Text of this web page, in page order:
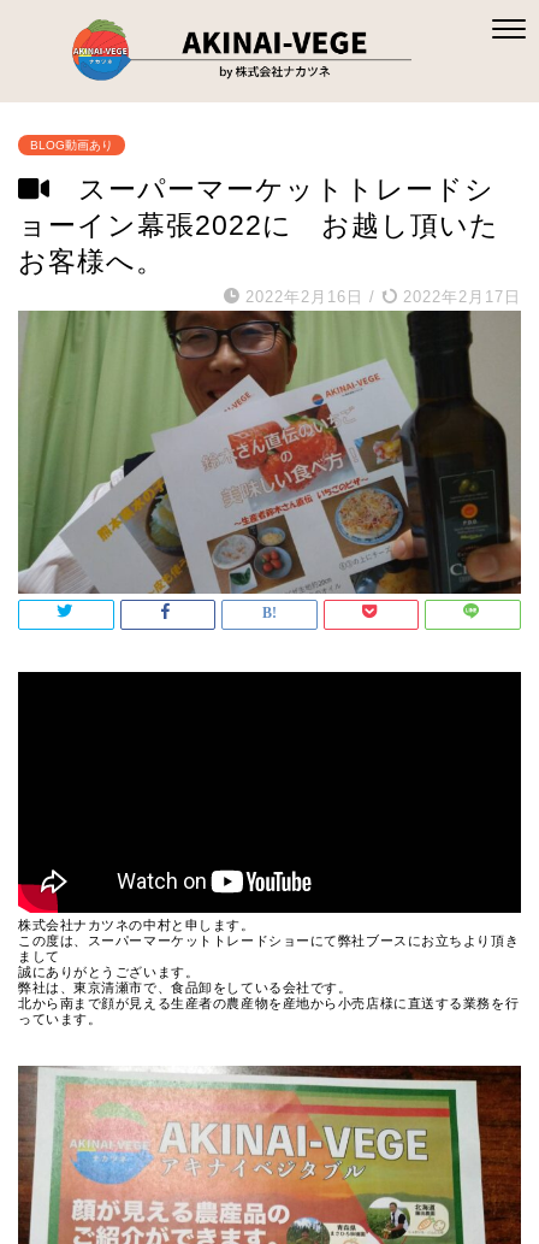
BLOG動画あり
スーパーマーケットトレードシ
ョーイン幕張2022に お越し頂いた
お客様へ。
2022年2月16日 / 2022年2月17日
株式会社ナカツネの中村と申します。
この度は、スーパーマーケットトレードショーにて弊社ブースにお立ちより頂き
まして
誠にありがとうございます。
弊社は、東京清瀬市で、食品卸をしている会社です。
北から南まで顔が見える生産者の農産物を産地から小売店様に直送する業務を行
っています。